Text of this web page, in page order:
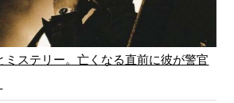
ミステリー。亡くなる直前に彼が警官